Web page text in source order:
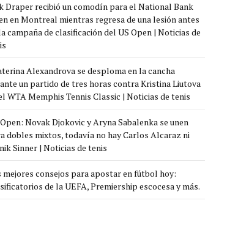
Draper recibió un comodín para el National Bank
en Montreal mientras regresa de una lesión antes
campaña de clasificación del US Open | Noticias de
Alexandrova se desploma en la cancha
un partido de tres horas contra Kristina Liutova
WTA Memphis Tennis Classic | Noticias de tenis
Novak Djokovic y Aryna Sabalenka se unen
dobles mixtos, todavía no hay Carlos Alcaraz ni
Sinner | Noticias de tenis
mejores consejos para apostar en fútbol hoy:
de la UEFA, Premiership escocesa y más.